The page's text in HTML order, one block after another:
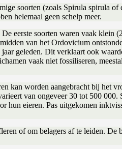
soorten (zoals Spirula spirula of
helemaal geen schelp meer.
eerste soorten waren vaak klein
van het Ordovicium
geleden. Dit verklaart ook
vaak niet fossiliseren,
kan worden aangebracht bij het
van ongeveer 30 tot 500 000.
hun eieren. Pas uitgekomen
of om belagers af te leiden. De